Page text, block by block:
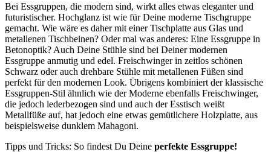
Bei Essgruppen, die modern sind, wirkt alles etwas eleganter und
futuristischer. Hochglanz ist wie für Deine moderne Tischgruppe
gemacht. Wie wäre es daher mit einer Tischplatte aus Glas und
metallenen Tischbeinen? Oder mal was anderes: Eine Essgruppe in
Betonoptik? Auch Deine Stühle sind bei Deiner modernen
Essgruppe anmutig und edel. Freischwinger in zeitlos schönen
Schwarz oder auch drehbare Stühle mit metallenen Füßen sind
perfekt für den modernen Look. Übrigens kombiniert der klassische
Essgruppen-Stil ähnlich wie der Moderne ebenfalls Freischwinger,
die jedoch lederbezogen sind und auch der Esstisch weißt
Metallfüße auf, hat jedoch eine etwas gemütlichere Holzplatte, aus
beispielsweise dunklem Mahagoni.
Tipps und Tricks: So findest Du Deine perfekte Essgruppe!